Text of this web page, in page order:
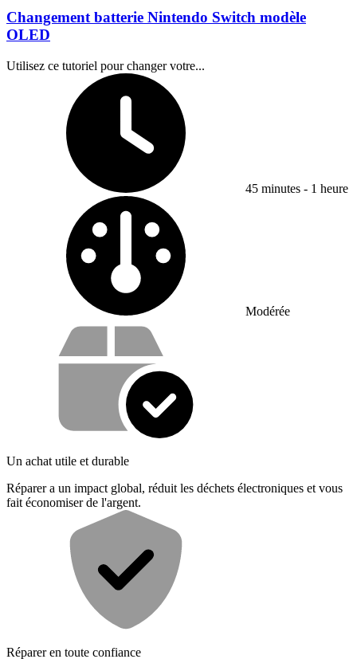
Changement batterie Nintendo Switch modèle
OLED
Utilisez ce tutoriel pour changer votre...
45 minutes - 1 heure
Modérée
Vos avantages
Un achat utile et durable
Réparer a un impact global, réduit les déchets électroniques et vous
fait économiser de l'argent.
Réparer en toute confiance